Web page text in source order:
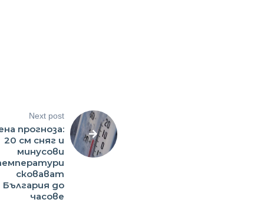
Next post
прогноза:
20 см сняг и
минусови
сковават
България до
часове